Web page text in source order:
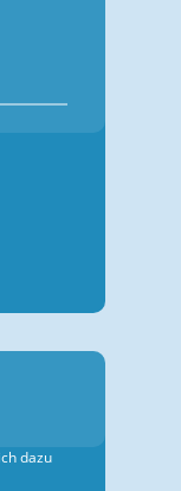
dazu